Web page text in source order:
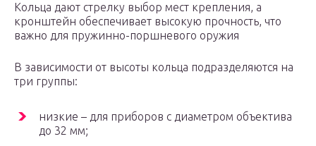
Кольца дают стрелку выбор мест крепления, а
кронштейн обеспечивает высокую прочность, что
важно для пружинно-поршневого оружия
В зависимости от высоты кольца подразделяются на
три группы:
низкие – для приборов с диаметром объектива
до 32 мм;